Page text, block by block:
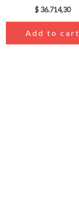
$ 36.714,30
Add to cart